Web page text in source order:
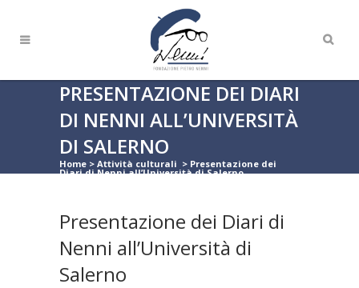
PRESENTAZIONE DEI DIARI
DI NENNI ALL’UNIVERSITÀ
DI SALERNO
Home > Attività culturali > Presentazione dei
Diari di Nenni all’Università di Salerno
Presentazione dei Diari di
Nenni all’Università di
Salerno